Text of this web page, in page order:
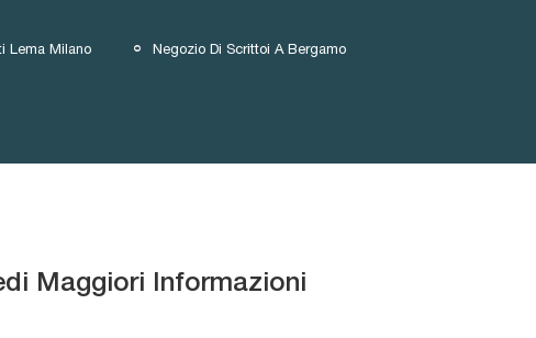
Lema Milano Negozio Di Scrittoi A Bergamo
Maggiori Informazioni